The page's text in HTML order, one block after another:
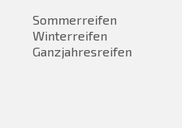
Sommerreifen
Winterreifen
Ganzjahresreifen